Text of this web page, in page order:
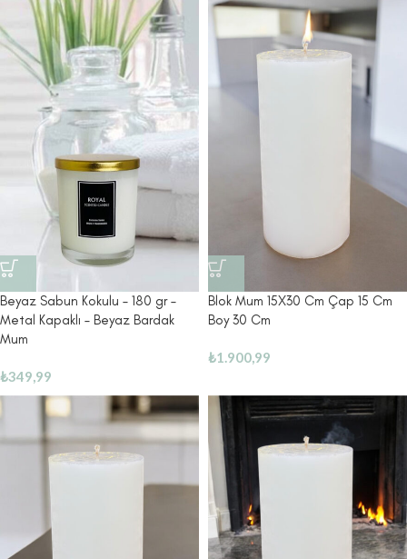
Beyaz Sabun Kokulu – 180 gr –
Metal Kapaklı – Beyaz Bardak
Mum
₺349,99
Blok Mum 15X30 Cm Çap 15 Cm
Boy 30 Cm
₺1.900,99